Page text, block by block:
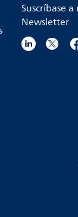
Suscríbase
Newsletter